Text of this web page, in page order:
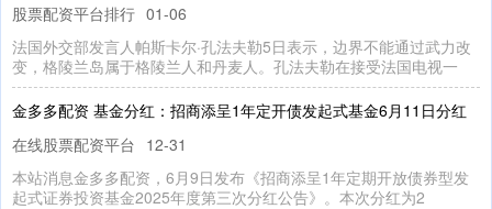
股票配资平台排行 01-06
法国外交部发言人帕斯卡尔·孔法夫勒5日表示，边界不能通过武力改
变，格陵兰岛属于格陵兰人和丹麦人。孔法夫勒在接受法国电视一
金多多配资 基金分红：招商添呈1年定开债发起式基金6月11日分红
在线股票配资平台 12-31
本站消息金多多配资，6月9日发布《招商添呈1年定期开放债券型发
起式证券投资基金2025年度第三次分红公告》。本次分红为2